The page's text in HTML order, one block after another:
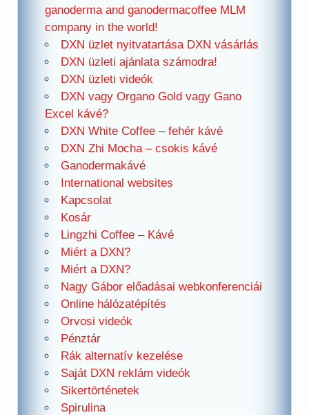
ganoderma and ganodermacoffee MLM
company in the world!
DXN üzlet nyitvatartása DXN vásárlás
DXN üzleti ajánlata számodra!
DXN üzleti videók
DXN vagy Organo Gold vagy Gano
Excel kávé?
DXN White Coffee – fehér kávé
DXN Zhi Mocha – csokis kávé
Ganodermakávé
International websites
Kapcsolat
Kosár
Lingzhi Coffee – Kávé
Miért a DXN?
Miért a DXN?
Nagy Gábor előadásai webkonferenciái
Online hálózatépítés
Orvosi videók
Pénztár
Rák alternatív kezelése
Saját DXN reklám videók
Sikertörténetek
Spirulina